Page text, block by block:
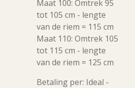
Maat 100: Omtrek 95
tot 105 cm - lengte
van de riem = 115 cm
Maat 110: Omtrek 105
tot 115 cm - lengte
van de riem = 125 cm
Betaling per: Ideal -